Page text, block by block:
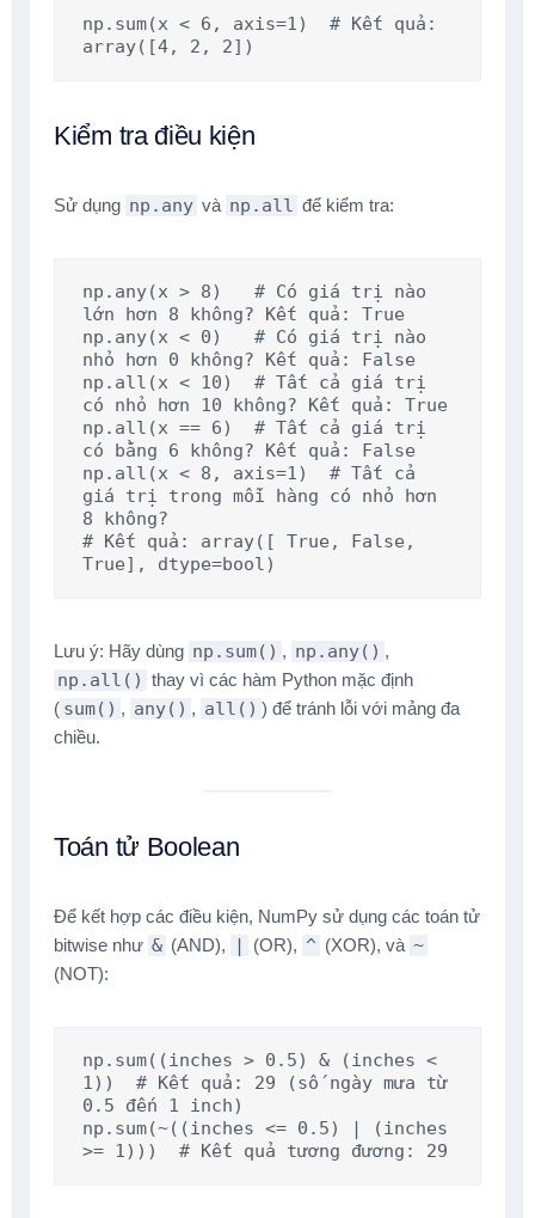
np.sum(x < 6, axis=1)  # Kết quả:
array([4, 2, 2])
Kiểm tra điều kiện
Sử dụng np.any và np.all để kiểm tra:
np.any(x > 8)   # Có giá trị nào
lớn hơn 8 không? Kết quả: True
np.any(x < 0)   # Có giá trị nào
nhỏ hơn 0 không? Kết quả: False
np.all(x < 10)  # Tất cả giá trị
có nhỏ hơn 10 không? Kết quả: True
np.all(x == 6)  # Tất cả giá trị
có bằng 6 không? Kết quả: False
np.all(x < 8, axis=1)  # Tất cả
giá trị trong mỗi hàng có nhỏ hơn
8 không?
# Kết quả: array([ True, False,
True], dtype=bool)
Lưu ý: Hãy dùng np.sum() , np.any() ,
np.all() thay vì các hàm Python mặc định
( sum() , any() , all() ) để tránh lỗi với mảng đa
chiều.
Toán tử Boolean
Để kết hợp các điều kiện, NumPy sử dụng các toán tử
bitwise như & (AND), | (OR), ^ (XOR), và ~
(NOT):
np.sum((inches > 0.5) & (inches <
1))  # Kết quả: 29 (số ngày mưa từ
0.5 đến 1 inch)
np.sum(~((inches <= 0.5) | (inches
>= 1)))  # Kết quả tương đương: 29